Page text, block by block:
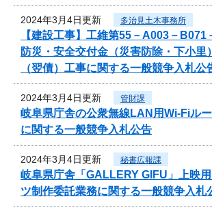
2024年3月4日更新 多治見土木事務所
【建設工事】工維第55－A003－
防災・安全交付金（災害防除・下小里
（翌債）工事に関する一般競争入札公
2024年3月4日更新 管財課
岐阜県庁舎の公衆無線LAN用Wi-Fiル
に関する一般競争入札公告
2024年3月4日更新 秘書広報課
岐阜県庁舎「GALLERY GIFU」上映
ツ制作委託業務に関する一般競争入札